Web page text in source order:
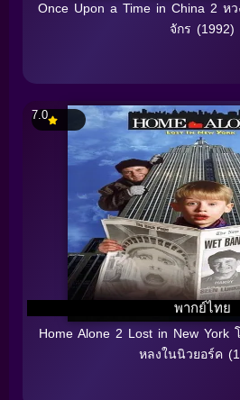
Once Upon a Time in China 2 ห
จักร (1992)
พากย์ไทย
7.0
Home Alone 2 Lost in New York
หลงในนิวยอร์ค